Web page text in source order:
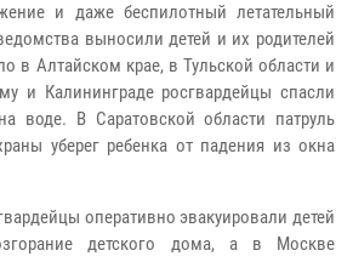
и даже беспилотный летательный
выносили детей и их родителей
в Алтайском крае, в Тульской области и
и Калининграде росгвардейцы спасли
воде. В Саратовской области патруль
уберег ребенка от падения из окна
оперативно эвакуировали детей
детского дома, а в Москве